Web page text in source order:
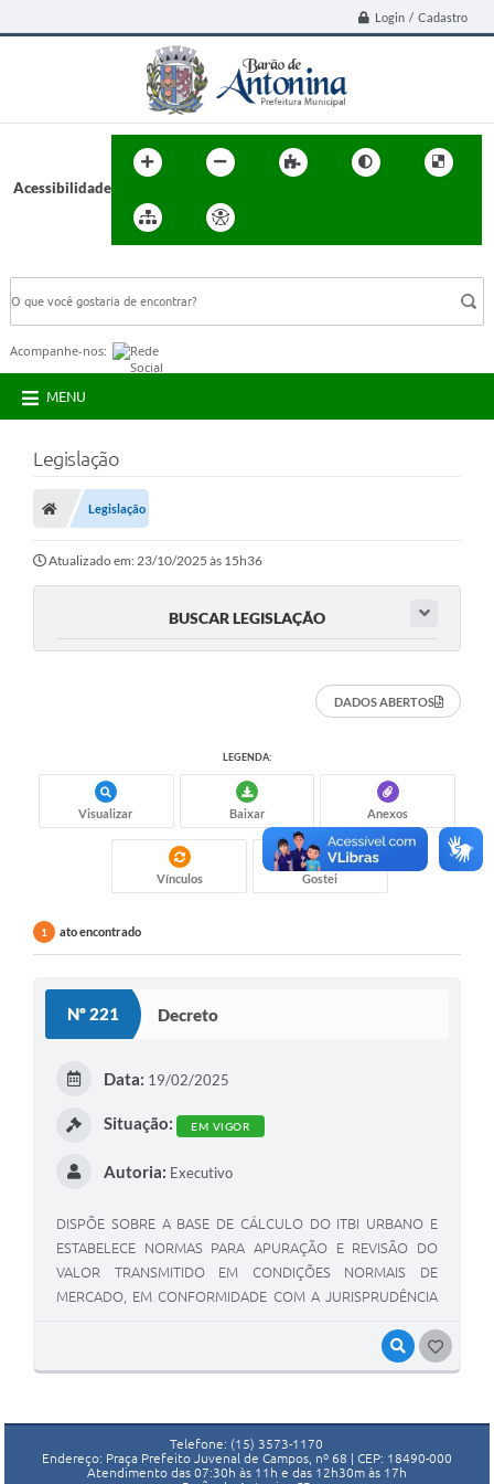
Login / Cadastro
Acessibilidade
Acompanhe-nos:
MENU
Legislação
Legislação
Atualizado em: 23/10/2025 às 15h36
BUSCAR LEGISLAÇÃO
DADOS ABERTOS
LEGENDA:
Visualizar Baixar Anexos
Vínculos Gostei
1 ato encontrado
Nº 221 Decreto
VISUALIZAR
Data: 19/02/2025
Situação: EM VIGOR
Autoria: Executivo
DISPÕE SOBRE A BASE DE CÁLCULO DO ITBI URBANO E
ESTABELECE NORMAS PARA APURAÇÃO E REVISÃO DO
VALOR TRANSMITIDO EM CONDIÇÕES NORMAIS DE
MERCADO, EM CONFORMIDADE COM A JURISPRUDÊNCIA
Telefone: (15) 3573-1170
Endereço: Praça Prefeito Juvenal de Campos, nº 68 | CEP: 18490-000
Atendimento das 07:30h às 11h e das 12h30m às 17h